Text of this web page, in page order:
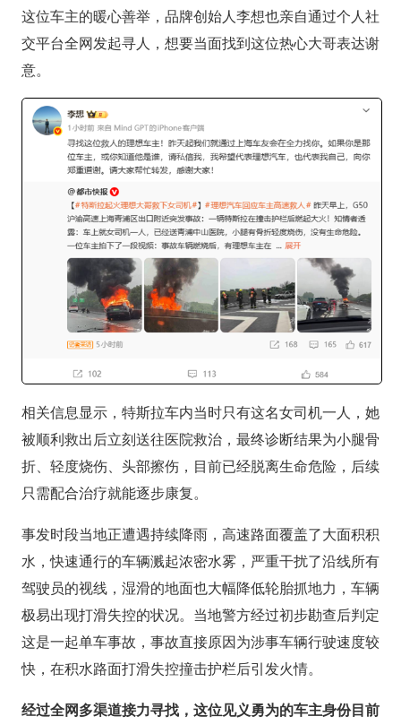
这位车主的暖心善举，品牌创始人李想也亲自通过个人社
交平台全网发起寻人，想要当面找到这位热心大哥表达谢
意。
相关信息显示，特斯拉车内当时只有这名女司机一人，她
被顺利救出后立刻送往医院救治，最终诊断结果为小腿骨
折、轻度烧伤、头部擦伤，目前已经脱离生命危险，后续
只需配合治疗就能逐步康复。
事发时段当地正遭遇持续降雨，高速路面覆盖了大面积积
水，快速通行的车辆溅起浓密水雾，严重干扰了沿线所有
驾驶员的视线，湿滑的地面也大幅降低轮胎抓地力，车辆
极易出现打滑失控的状况。当地警方经过初步勘查后判定
这是一起单车事故，事故直接原因为涉事车辆行驶速度较
快，在积水路面打滑失控撞击护栏后引发火情。
经过全网多渠道接力寻找，这位见义勇为的车主身份目前